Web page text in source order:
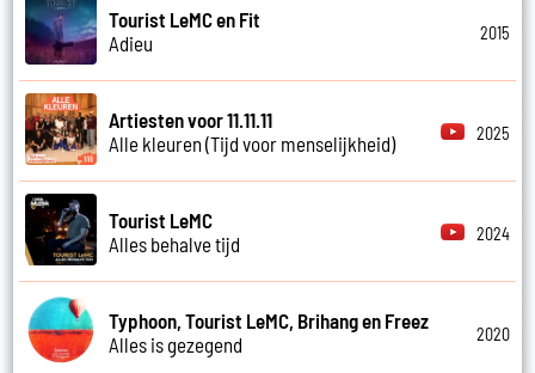
Tourist LeMC en Fit
Adieu
2015
Artiesten voor 11.11.11
Alle kleuren (Tijd voor menselijkheid)
2025
Tourist LeMC
Alles behalve tijd
2024
Typhoon, Tourist LeMC, Brihang en Freez
Alles is gezegend
2020